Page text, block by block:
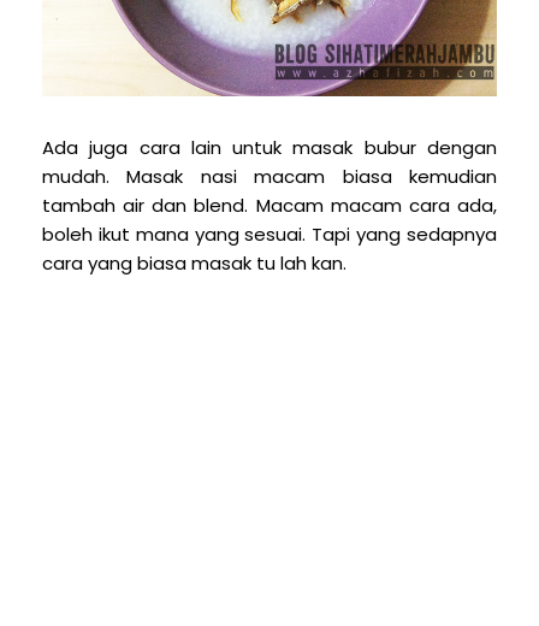
Ada juga cara lain untuk masak bubur dengan
mudah. Masak nasi macam biasa kemudian
tambah air dan blend. Macam macam cara ada,
boleh ikut mana yang sesuai. Tapi yang sedapnya
cara yang biasa masak tu lah kan.